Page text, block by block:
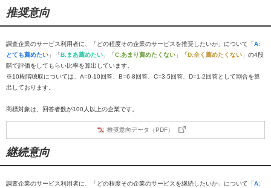
推奨意向
調査企業のサービス利用者に、「どの程度その企業のサービスを推奨したいか」について「A:
とても薦めたい 」「B:まあ薦めたい 」「C:あまり薦めたくない 」「D:全く薦めたくない 」の4段
階で評価をしてもらい比率を算出しています。
※10段階聴取については、A=9-10回答、B=6-8回答、C=3-5回答、D=1-2回答として割合を算
出しております。
商標対象は、回答者数が100人以上の企業です。
推奨意向データ（PDF）
継続意向
調査企業のサービス利用者に、「どの程度その企業のサービスを継続したいか」について「A: